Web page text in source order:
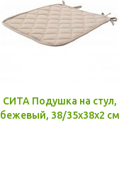
СИТА Подушка на стул,
бежевый, 38/35x38x2 см